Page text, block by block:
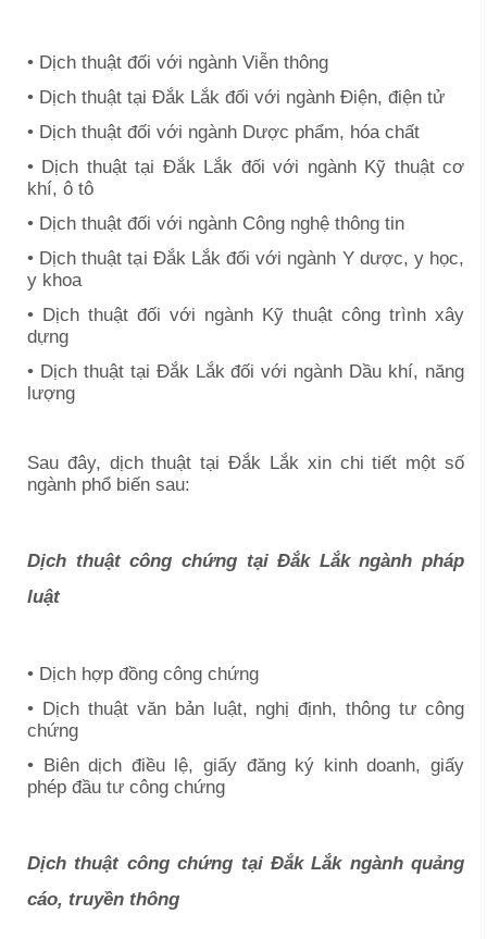
• Dịch thuật đối với ngành Viễn thông
• Dịch thuật tại Đắk Lắk đối với ngành Điện, điện tử
• Dịch thuật đối với ngành Dược phẩm, hóa chất
• Dịch thuật tại Đắk Lắk đối với ngành Kỹ thuật cơ
khí, ô tô
• Dịch thuật đối với ngành Công nghệ thông tin
• Dịch thuật tại Đắk Lắk đối với ngành Y dược, y học,
y khoa
• Dịch thuật đối với ngành Kỹ thuật công trình xây
dựng
• Dịch thuật tại Đắk Lắk đối với ngành Dầu khí, năng
lượng
Sau đây, dịch thuật tạiĐắk Lắk xin chi tiết một số
ngành phổ biến sau:
Dịch thuật công chứng tạiĐắk Lắkngành pháp
luật
• Dịch hợp đồng công chứng
• Dịch thuật văn bản luật, nghị định, thông tư công
chứng
• Biên dịch điều lệ, giấy đăng ký kinh doanh, giấy
phép đầu tư công chứng
Dịch thuật công chứng tại Đắk Lắkngành quảng
cáo, truyền thông